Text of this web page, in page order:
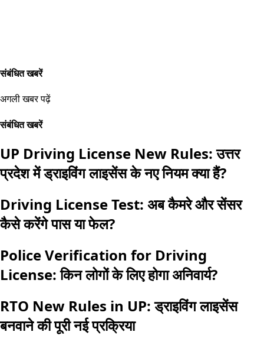
संबंधित खबरें
अगली खबर पढ़ें
संबंधित खबरें
UP Driving License New Rules: उत्तर
प्रदेश में ड्राइविंग लाइसेंस के नए नियम क्या हैं?
Driving License Test: अब कैमरे और सेंसर
कैसे करेंगे पास या फेल?
Police Verification for Driving
License: किन लोगों के लिए होगा अनिवार्य?
RTO New Rules in UP: ड्राइविंग लाइसेंस
बनवाने की पूरी नई प्रक्रिया